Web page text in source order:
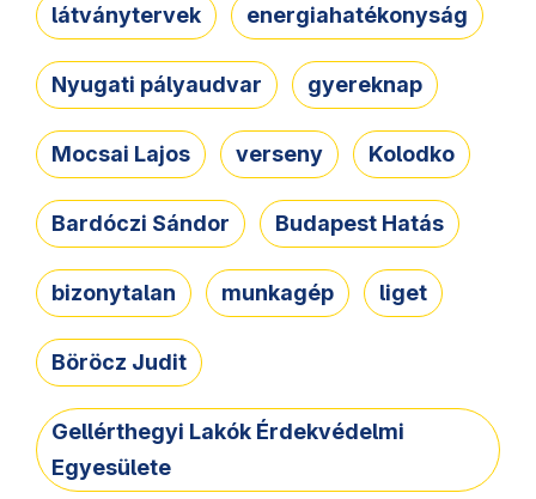
látványtervek energiahatékonyság
Nyugati pályaudvar gyereknap
Mocsai Lajos verseny Kolodko
Bardóczi Sándor Budapest Hatás
bizonytalan munkagép liget
Böröcz Judit
Gellérthegyi Lakók Érdekvédelmi
Egyesülete